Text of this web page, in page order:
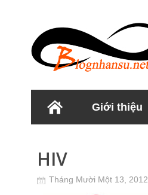
Giới thiệu
HIV
Tháng Mười Một 13, 2012